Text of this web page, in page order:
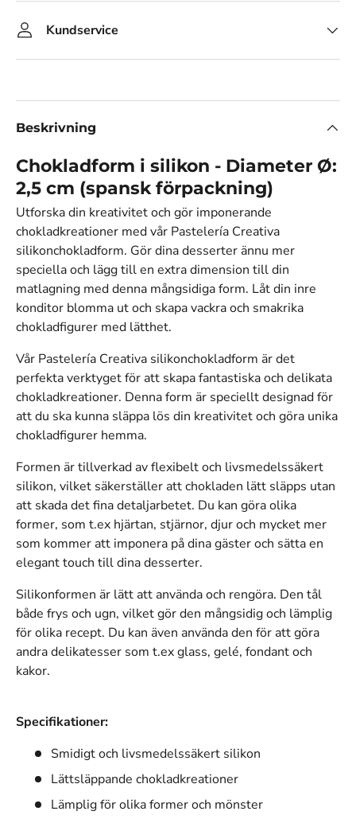
Kundservice
Beskrivning
Chokladform i silikon - Diameter Ø:
2,5 cm (spansk förpackning)
Utforska din kreativitet och gör imponerande
chokladkreationer med vår Pastelería Creativa
silikonchokladform. Gör dina desserter ännu mer
speciella och lägg till en extra dimension till din
matlagning med denna mångsidiga form. Låt din inre
konditor blomma ut och skapa vackra och smakrika
chokladfigurer med lätthet.
Vår Pastelería Creativa silikonchokladform är det
perfekta verktyget för att skapa fantastiska och delikata
chokladkreationer. Denna form är speciellt designad för
att du ska kunna släppa lös din kreativitet och göra unika
chokladfigurer hemma.
Formen är tillverkad av flexibelt och livsmedelssäkert
silikon, vilket säkerställer att chokladen lätt släpps utan
att skada det fina detaljarbetet. Du kan göra olika
former, som t.ex hjärtan, stjärnor, djur och mycket mer
som kommer att imponera på dina gäster och sätta en
elegant touch till dina desserter.
Silikonformen är lätt att använda och rengöra. Den tål
både frys och ugn, vilket gör den mångsidig och lämplig
för olika recept. Du kan även använda den för att göra
andra delikatesser som t.ex glass, gelé, fondant och
kakor.
Specifikationer:
Smidigt och livsmedelssäkert silikon
Lättsläppande chokladkreationer
Lämplig för olika former och mönster